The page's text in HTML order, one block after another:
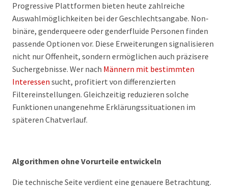
Progressive Plattformen bieten heute zahlreiche
Auswahlmöglichkeiten bei der Geschlechtsangabe. Non-
binäre, genderqueere oder genderfluide Personen finden
passende Optionen vor. Diese Erweiterungen signalisieren
nicht nur Offenheit, sondern ermöglichen auch präzisere
Suchergebnisse. Wer nach Männern mit bestimmten
Interessen sucht, profitiert von differenzierten
Filtereinstellungen. Gleichzeitig reduzieren solche
Funktionen unangenehme Erklärungssituationen im
späteren Chatverlauf.
Algorithmen ohne Vorurteile entwickeln
Die technische Seite verdient eine genauere Betrachtung.